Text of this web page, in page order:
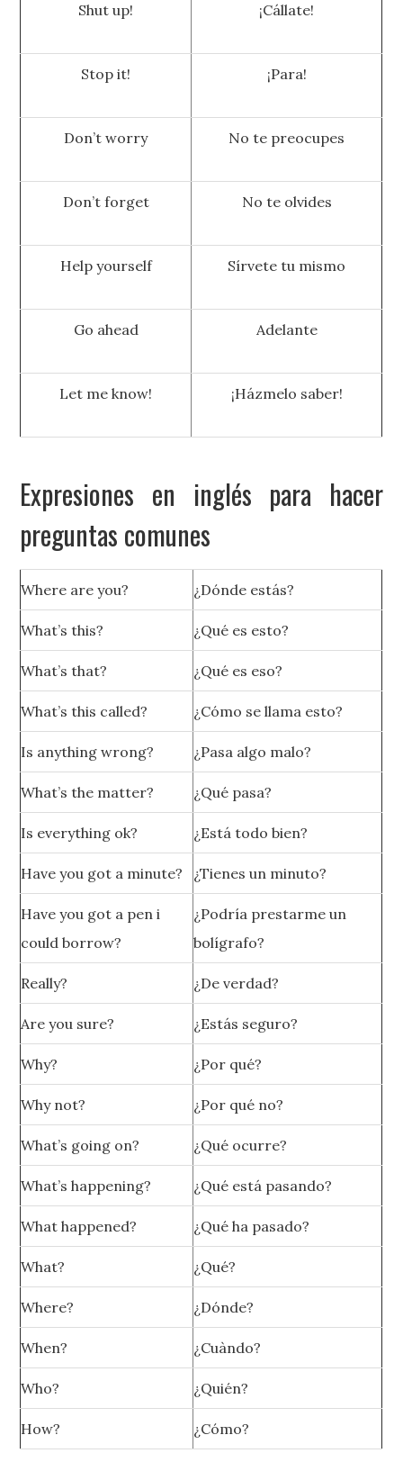
Shut up! ¡Cállate!
Stop it! ¡Para!
Don’t worry No te preocupes
Don’t forget No te olvides
Help yourself Sírvete tu mismo
Go ahead Adelante
Let me know! ¡Házmelo saber!
Expresiones en inglés para hacer
preguntas comunes
Where are you? ¿Dónde estás?
What’s this? ¿Qué es esto?
What’s that? ¿Qué es eso?
What’s this called? ¿Cómo se llama esto?
Is anything wrong? ¿Pasa algo malo?
What’s the matter? ¿Qué pasa?
Is everything ok? ¿Está todo bien?
Have you got a minute? ¿Tienes un minuto?
Have you got a pen i
could borrow?
¿Podría prestarme un
bolígrafo?
Really? ¿De verdad?
Are you sure? ¿Estás seguro?
Why? ¿Por qué?
Why not? ¿Por qué no?
What’s going on? ¿Qué ocurre?
What’s happening? ¿Qué está pasando?
What happened? ¿Qué ha pasado?
What? ¿Qué?
Where? ¿Dónde?
When? ¿Cuàndo?
Who? ¿Quién?
How? ¿Cómo?